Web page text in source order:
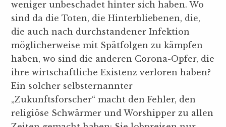
weniger unbeschadet hinter sich haben. Wo
sind da die Toten, die Hinterbliebenen, die,
die auch nach durchstandener Infektion
möglicherweise mit Spätfolgen zu kämpfen
haben, wo sind die anderen Corona-Opfer, die
ihre wirtschaftliche Existenz verloren haben?
Ein solcher selbsternannter
„Zukunftsforscher“ macht den Fehler, den
religiöse Schwärmer und Worshipper zu allen